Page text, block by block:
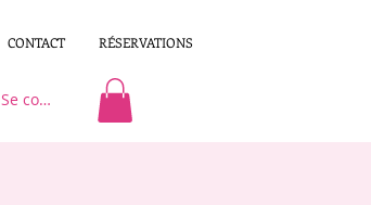
CONTACT RÉSERVATIONS
Se connecter